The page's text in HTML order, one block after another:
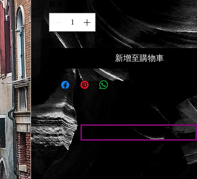
新增至購物車
Condiciones particulares